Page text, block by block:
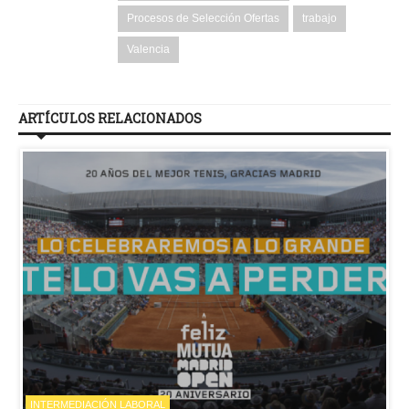
Procesos de Selección Ofertas trabajo
Valencia
ARTÍCULOS RELACIONADOS
INTERMEDIACIÓN LABORAL